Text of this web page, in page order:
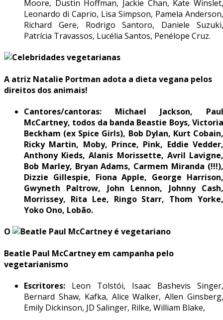
Moore, Dustin Hoffman, Jackie Chan, Kate Winslet,
Leonardo di Caprio, Lisa Simpson, Pamela Anderson,
Richard Gere, Rodrigo Santoro, Daniele Suzuki,
Patrícia Travassos, Lucélia Santos, Penélope Cruz.
A atriz Natalie Portman adota a dieta vegana pelos
direitos dos animais!
Cantores/cantoras: Michael Jackson, Paul
McCartney, todos da banda Beastie Boys, Victoria
Beckham (ex Spice Girls), Bob Dylan, Kurt Cobain,
Ricky Martin, Moby, Prince, Pink, Eddie Vedder,
Anthony Kieds, Alanis Morissette, Avril Lavigne,
Bob Marley, Bryan Adams, Carmem Miranda (!!!),
Dizzie Gillespie, Fiona Apple, George Harrison,
Gwyneth Paltrow, John Lennon, Johnny Cash,
Morrissey, Rita Lee, Ringo Starr, Thom Yorke,
Yoko Ono, Lobão.
O
Beatle Paul McCartney em campanha pelo
vegetarianismo
Escritores: Leon Tolstói, Isaac Bashevis Singer,
Bernard Shaw, Kafka, Alice Walker, Allen Ginsberg,
Emily Dickinson, JD Salinger, Rilke, William Blake,